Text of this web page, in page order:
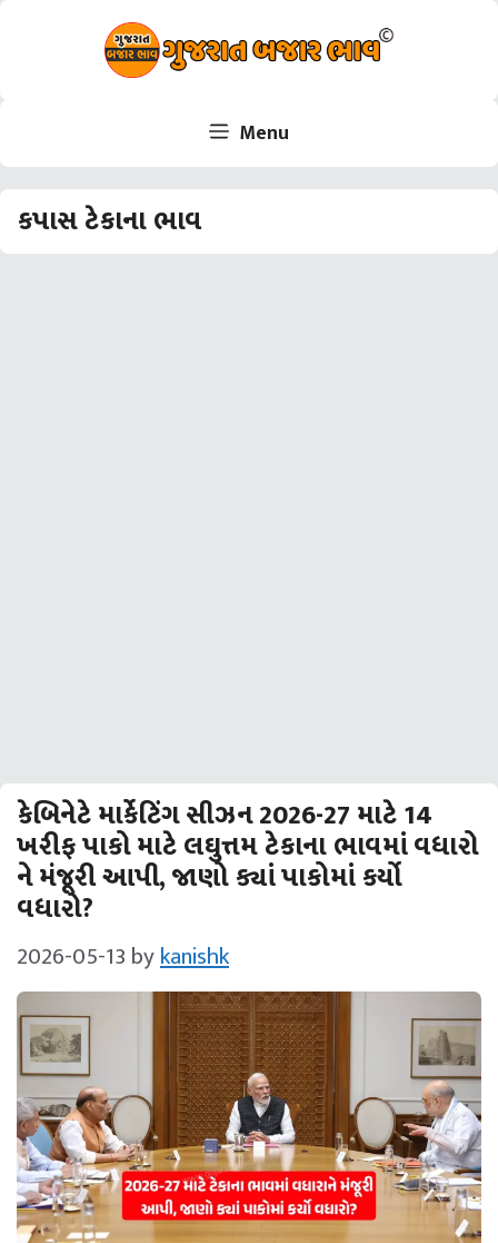
Skip
Menu
કપાસ ટેકાના ભાવ
કેબિનેટે માર્કેટિંગ સીઝન 2026-27 માટે 14
ખરીફ પાકો માટે લઘુત્તમ ટેકાના ભાવમાં વધારો
ને મંજૂરી આપી, જાણો ક્યાં પાકોમાં કર્યો
વધારો?
2026-05-13 bykanishk